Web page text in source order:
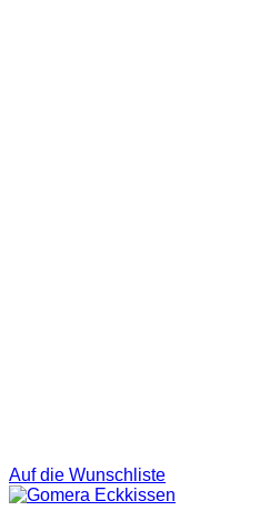
Auf die Wunschliste